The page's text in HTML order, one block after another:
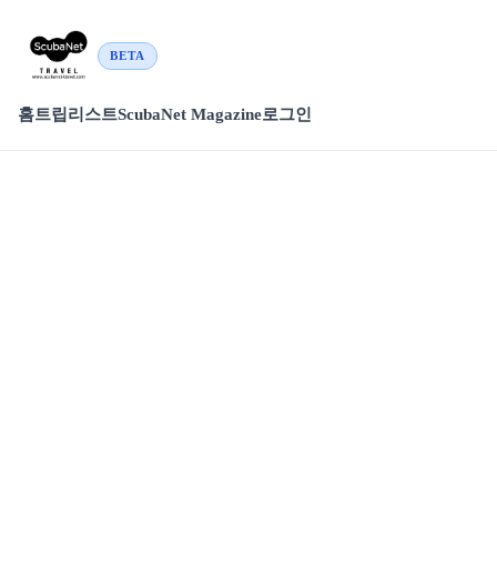
BETA
홈트립리스트ScubaNet Magazine로그인